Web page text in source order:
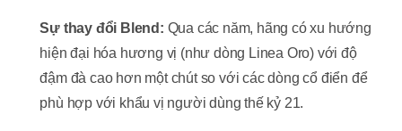
Sự thay đổi Blend: Qua các năm, hãng có xu hướng
hiện đại hóa hương vị (như dòng Linea Oro) với độ
đậm đà cao hơn một chút so với các dòng cổ điển để
phù hợp với khẩu vị người dùng thế kỷ 21.